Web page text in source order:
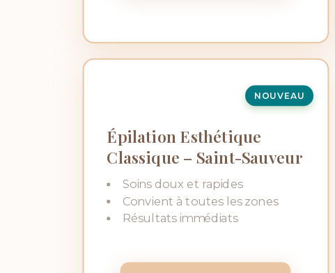
Épilation Esthétique
Classique – Saint-Sauveur
Soins doux et rapides
Convient à toutes les zones
Résultats immédiats
NOUVEAU